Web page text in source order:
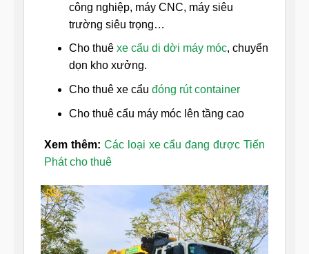
công nghiệp, máy CNC, máy siêu
trường siêu trọng…
Cho thuê xe cẩu di dời máy móc, chuyển
dọn kho xưởng.
Cho thuê xe cẩu đóng rút container
Cho thuê cẩu máy móc lên tầng cao
Xem thêm: Các loại xe cẩu đang được Tiến
Phát cho thuê